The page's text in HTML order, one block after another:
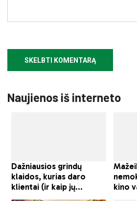
Naujienos iš interneto